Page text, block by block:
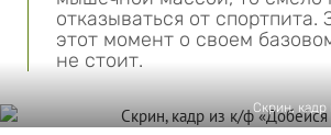
отказываться от спортпита.
этот момент о своем
не стоит.
Скрин, кадр